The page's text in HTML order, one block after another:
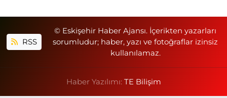
RSS
© Eskişehir Haber Ajansı. İçerikten yazarları
sorumludur; haber, yazı ve fotoğraflar izinsiz
kullanılamaz.
Haber Yazılımı: TE Bilişim